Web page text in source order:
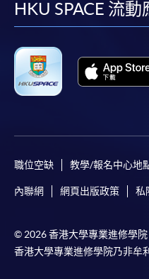
HKU SPACE 流
職位空缺 教學/報名中心地
內聯網 網頁出版政策 私
© 2026 香港大學專業進修學
香港大學專業進修學院乃非牟